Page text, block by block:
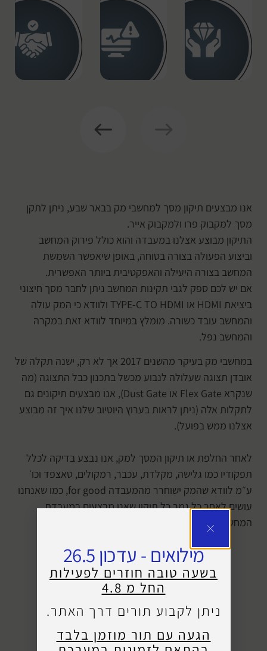
אנו מבצעים תיקון מסך למחשבי מק בבאר שבע, ניתן לתקן
מסך למקבוק פרו ולמקבוק אייר.
התיקון מבוצע אצלנו במעבדה והוא כולל פירוק המחשב
וביצוע הפעולה בצורה בטוחה, באופן שיאפשר השמשת
המחשב בצורה היעילה והאפקטיבית ביותר האפשרית.
אם יש לכם ספק לגבי תקינות המחשב ניתן לחבר מסך חיצוני
ביציאת HDMI או TYPE-C TO HDMI ולוודא כי המק עולה
והמחשב עובד כשורה. מומלץ במיוחד לוודא זאת במקרה
והמחשב נפל.
במחשבי מק בעיקר מהשנים 2017 אך לא רק, ישנה תקלה של
אובדן תצוגה שעלולה לנבוע מכשל בתכנון כבל התצוגה (מה
שנקרא Flex Gate או Dust Gate), אנו מבצעים תיקונים גם
לתקלות אלה (ניתן לראות בערוץ היוטיוב שלנו איך זה מבוצע
אצלנו ממש בפועל).
לאחר החלפת או תיקון המסך למק, אנו נבצע בדיקה לכלל
תפקודיו כמו גלישה, מקלדת, עכבר, רמקולים, טאצפד וכו׳
ע״מ לוודא שהמק ישוחרר מהמעבדה for good, כמו שאנחנו
עושים לאחר כל גמר כל תיקון שאנו מבצעים במעבדת
המחשבים שלנו ולפני שחרור המק.
מילואים - עדכון 26.5
בשעה טובה חוזרים לפעילות
החל מ 4.8
ניתן לקבוע תורים דרך האתר.
הגעה עם תור מוזמן בלבד